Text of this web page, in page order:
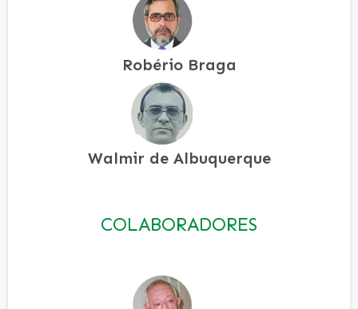
Robério Braga
Walmir de Albuquerque
COLABORADORES